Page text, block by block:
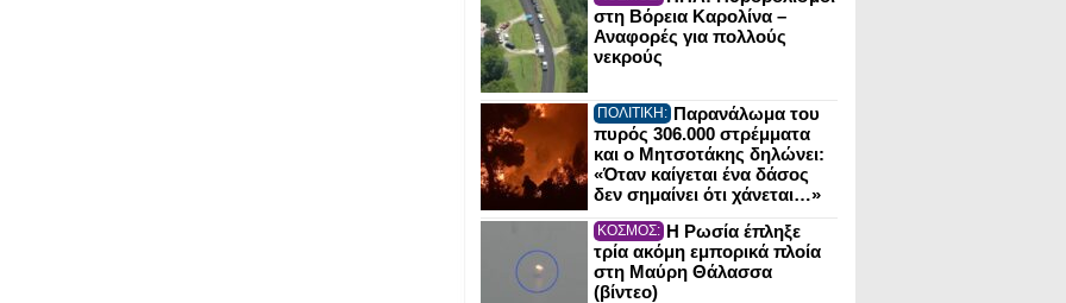
στη Βόρεια Καρολίνα –
Αναφορές για πολλούς
νεκρούς
ΠΟΛΙΤΙΚΗ: Παρανάλωμα του
πυρός 306.000 στρέμματα
και ο Μητσοτάκης δηλώνει:
«Όταν καίγεται ένα δάσος
δεν σημαίνει ότι χάνεται…»
ΚΟΣΜΟΣ: Η Ρωσία έπληξε
τρία ακόμη εμπορικά πλοία
στη Μαύρη Θάλασσα
(βίντεο)